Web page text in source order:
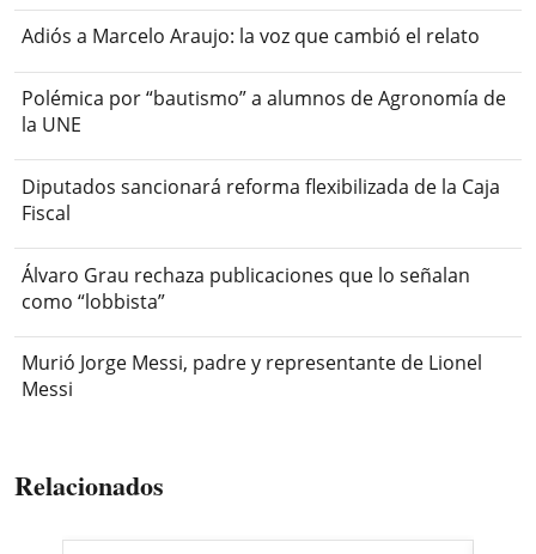
Adiós a Marcelo Araujo: la voz que cambió el relato
Polémica por “bautismo” a alumnos de Agronomía de
la UNE
Diputados sancionará reforma flexibilizada de la Caja
Fiscal
Álvaro Grau rechaza publicaciones que lo señalan
como “lobbista”
Murió Jorge Messi, padre y representante de Lionel
Messi
Relacionados